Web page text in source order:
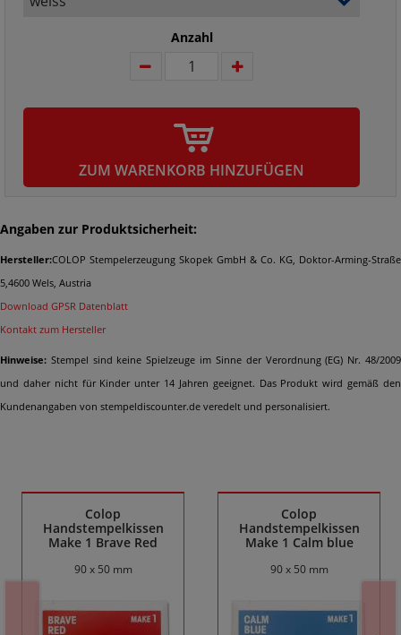
Anzahl
ZUM WARENKORB HINZUFÜGEN
Angaben zur Produktsicherheit:
Hersteller:COLOP Stempelerzeugung Skopek GmbH & Co. KG, Doktor-Arming-Straße
5,4600 Wels, Austria
Download GPSR Datenblatt
Kontakt zum Hersteller
Hinweise: Stempel sind keine Spielzeuge im Sinne der Verordnung (EG) Nr. 48/2009
und daher nicht für Kinder unter 14 Jahren geeignet. Das Produkt wird gemäß den
Kundenangaben von stempeldiscounter.de veredelt und personalisiert.
Colop
Handstempelkissen
Make 1 Brave Red
90 x 50 mm
Colop
Handstempelkissen
Make 1 Calm blue
90 x 50 mm